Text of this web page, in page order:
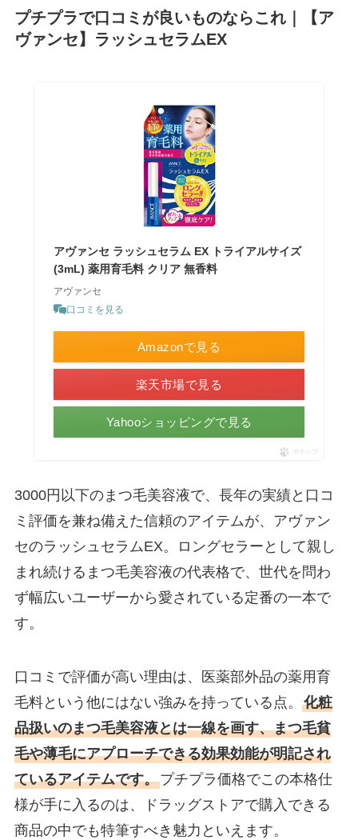
プチプラで口コミが良いものならこれ｜【ア
ヴァンセ】ラッシュセラムEX
アヴァンセ ラッシュセラム EX トライアルサイズ
(3mL) 薬用育毛料 クリア 無香料
アヴァンセ
口コミを見る
Amazonで見る
楽天市場で見る
Yahooショッピングで見る
ポチップ
3000円以下のまつ毛美容液で、長年の実績と口コ
ミ評価を兼ね備えた信頼のアイテムが、アヴァン
セのラッシュセラムEX。ロングセラーとして親し
まれ続けるまつ毛美容液の代表格で、世代を問わ
ず幅広いユーザーから愛されている定番の一本で
す。
口コミで評価が高い理由は、医薬部外品の薬用育
毛料という他にはない強みを持っている点。 化粧
品扱いのまつ毛美容液とは一線を画す、まつ毛貧
毛や薄毛にアプローチできる効果効能が明記され
ているアイテムです。プチプラ価格でこの本格仕
様が手に入るのは、ドラッグストアで購入できる
商品の中でも特筆すべき魅力といえます。